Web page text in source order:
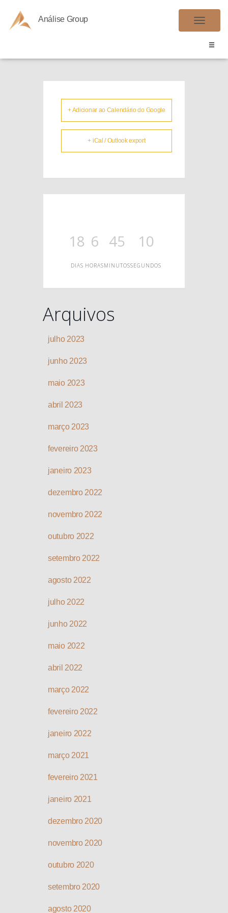
Análise Group
A
+ Adicionar ao Calendário do Google
+ iCal / Outlook export
18
DIAS
6
HORAS
45
MINUTOS
10
SEGUNDOS
Arquivos
julho 2023
junho 2023
maio 2023
abril 2023
março 2023
fevereiro 2023
janeiro 2023
dezembro 2022
novembro 2022
outubro 2022
setembro 2022
agosto 2022
julho 2022
junho 2022
maio 2022
abril 2022
março 2022
fevereiro 2022
janeiro 2022
março 2021
fevereiro 2021
janeiro 2021
dezembro 2020
novembro 2020
outubro 2020
setembro 2020
agosto 2020